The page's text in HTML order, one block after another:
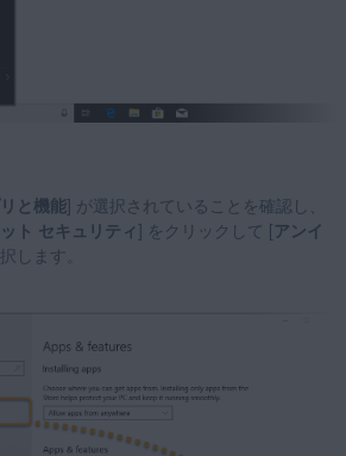
と機能] が選択されていることを確認し、
ト セキュリティ ] をクリックして [アンイ
します。